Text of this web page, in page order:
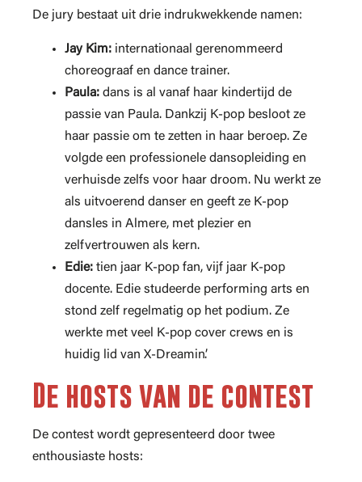
De jury bestaat uit drie indrukwekkende namen:
Jay Kim: internationaal gerenommeerd
choreograaf en dance trainer.
Paula: dans is al vanaf haar kindertijd de
passie van Paula. Dankzij K-pop besloot ze
haar passie om te zetten in haar beroep. Ze
volgde een professionele dansopleiding en
verhuisde zelfs voor haar droom. Nu werkt ze
als uitvoerend danser en geeft ze K-pop
dansles in Almere, met plezier en
zelfvertrouwen als kern.
Edie: tien jaar K-pop fan, vijf jaar K-pop
docente. Edie studeerde performing arts en
stond zelf regelmatig op het podium. Ze
werkte met veel K-pop cover crews en is
huidig lid van X-Dreamin’.
De hosts van de contest
De contest wordt gepresenteerd door twee
enthousiaste hosts: